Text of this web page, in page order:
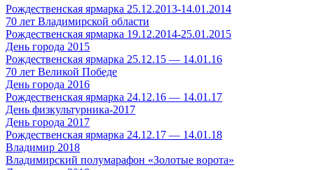
Рождественская ярмарка 25.12.2013-14.01.2014
70 лет Владимирской области
Рождественская ярмарка 19.12.2014-25.01.2015
День города 2015
Рождественская ярмарка 25.12.15 — 14.01.16
70 лет Великой Победе
День города 2016
Рождественская ярмарка 24.12.16 — 14.01.17
День физкультурника-2017
День города 2017
Рождественская ярмарка 24.12.17 — 14.01.18
Владимир 2018
Владимирский полумарафон «Золотые ворота»